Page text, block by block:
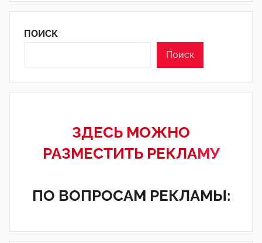
ПОИСК
Поиск
ЗДЕСЬ МОЖНО
РАЗМЕСТИТЬ РЕКЛАМУ
ПО ВОПРОСАМ РЕКЛАМЫ: